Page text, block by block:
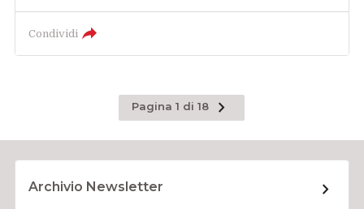
Condividi
Pagina 1 di 18
Pagina
successiva
Archivio Newsletter